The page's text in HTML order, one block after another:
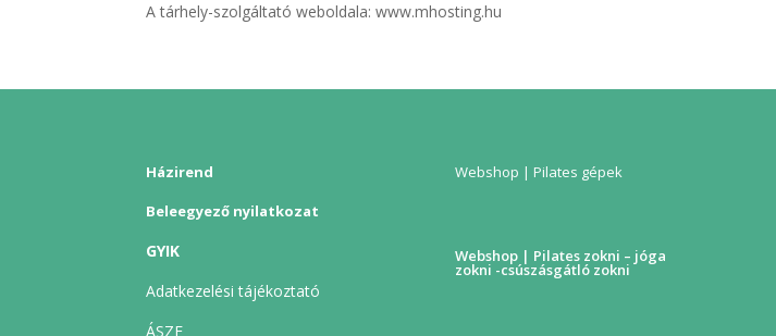
A tárhely-szolgáltató weboldala: www.mhosting.hu
Házirend
Beleegyező nyilatkozat
GYIK
Adatkezelési tájékoztató
ÁSZF
Webshop | Pilates gépek
Webshop | Pilates zokni – jóga
zokni -csúszásgátló zokni